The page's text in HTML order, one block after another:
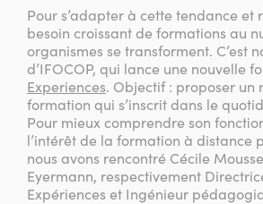
Pour s’adapter à cette tendance et
besoin croissant de formations au
organismes se transforment. C’est
d’IFOCOP, qui lance une nouvelle
Experiences. Objectif : proposer un
formation qui s’inscrit dans le
Pour mieux comprendre son
l’intérêt de la formation à distance
nous avons rencontré Cécile
Eyermann, respectivement
Expériences et Ingénieur